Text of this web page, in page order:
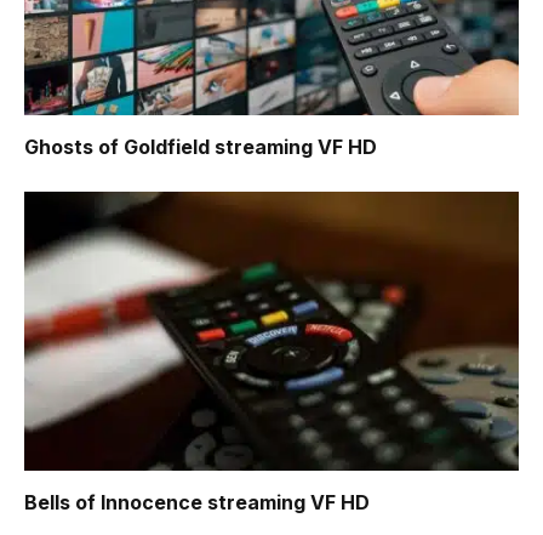
Ghosts of Goldfield streaming VF HD
Bells of Innocence streaming VF HD